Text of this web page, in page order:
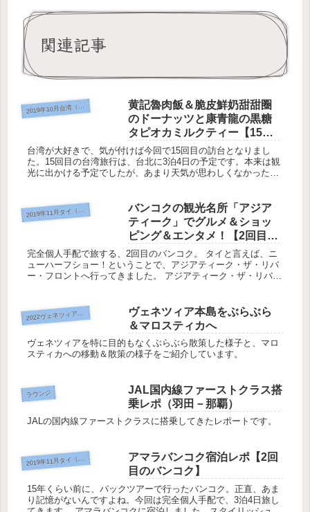
関連記事
2
019年10月台湾（台北）
黄記魯肉飯＆脆皮鮮奶甜甜圈
のドーナッツと康青龍の黒糖
タピオカミルクティー【15回
目の台湾旅行】食べ歩きの2日
目
台湾が大好きで、気が付けば今回で15回目の訪台となりまし
た。15回目の台湾旅行は、台北に3泊4日の予定です。本来は観
光に出かける予定でしたが、あまり天気が思わしくなかったの
2 019年11月タイ（バンコク）
バンコクの観光名所「アジア
ティーク」でグルメ＆ショッ
ピング＆エンタメ！【2回目の
バンコク】
完全個人手配で旅する、2回目のバンコク。 タイと言えば、ニ
ューハーフショー！ということで、アジアティーク・ザ・リバ
ー・フロントへ行ってきました。 アジアティーク・ザ・リバ
2022ヴェネツィア＆ウィーン
ヴェネツィア本島をぶらぶら
＆マロスティカへ
ヴェネツィアを特に目的もなくぶらぶら散策した様子と、マロ
スティカへの移動＆散策の様子をご紹介しています。
ラウンジ
JAL国内線ファーストクラス搭
乗レポ（羽田－那覇）
JALの国内線ファーストクラスに搭乗してきたレポートです。
2 019年11月タイ（バンコク）
アマラバンコク宿泊レポ【2回
目のバンコク】
15年くらい前に、パックツアーで行ったバンコク。正直、あま
り記憶がないんですよね。今回は完全個人手配で、3泊4日旅し